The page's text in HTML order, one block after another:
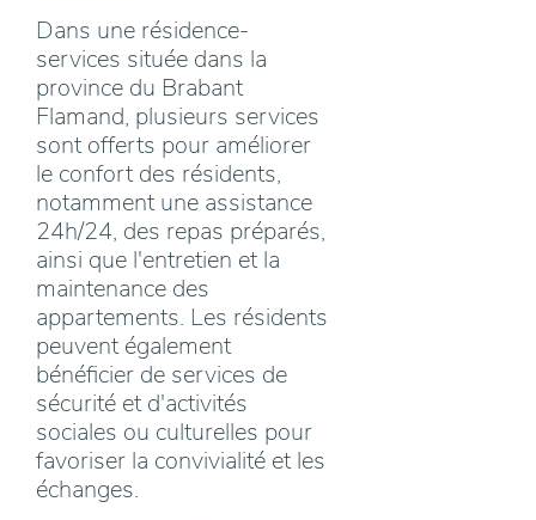
Dans une résidence-
services située dans la
province du Brabant
Flamand, plusieurs services
sont offerts pour améliorer
le confort des résidents,
notamment une assistance
24h/24, des repas préparés,
ainsi que l'entretien et la
maintenance des
appartements. Les résidents
peuvent également
bénéficier de services de
sécurité et d'activités
sociales ou culturelles pour
favoriser la convivialité et les
échanges.